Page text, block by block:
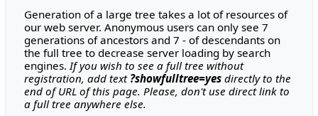
Generation of a large tree takes a lot of resources of
our web server. Anonymous users can only see 7
generations of ancestors and 7 - of descendants on
the full tree to decrease server loading by search
engines.If you wish to see a full tree without
registration, add text ?showfulltree=yesdirectly to the
end of URL of this page. Please, don't use direct link to
a full tree anywhere else.